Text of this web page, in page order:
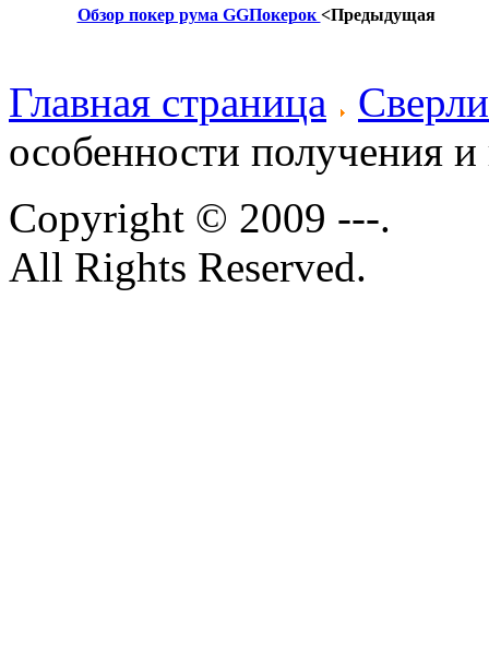
Обзор покер рума GGПокерок <Предыдущая
Главная страница
особенности получения
Copyright © 2009 ---.
All Rights Reserved.